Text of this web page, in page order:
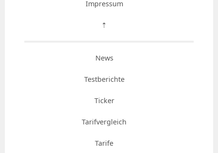
Impressum
⇡
News
Testberichte
Ticker
Tarifvergleich
Tarife